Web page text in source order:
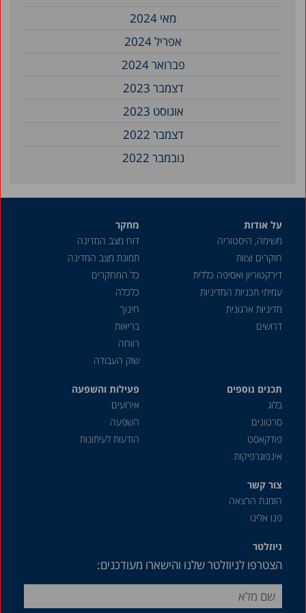
מאי 2024
אפריל 2024
פברואר 2024
דצמבר 2023
אוגוסט 2023
דצמבר 2022
נובמבר 2022
על אודות
משימה, היסטוריה
חוקרים וצוות
דירקטוריון ואסיפה כללית
עמיתי תכניות המדיניות
מדיניות ארגונית
דרושים
מחקר
דוח מצב המדינה
תמונת מצב המדינה
כל המחקרים
כלכלה
חינוך
בריאות
רווחה
שוק העבודה
תכנים נוספים
בלוג
סרטונים
פודקאסט
אינפוגרפיקות
פעילות והשפעה
אירועים
השפעה
הודעות לעיתונות
צור קשר
הזמנת הרצאה
פנו אלינו
ניוזלטר
הצטרפו לניוזלטר שלנו והישארו מעודכנים: